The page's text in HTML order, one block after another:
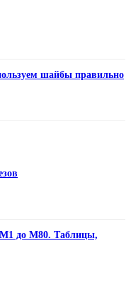
шайбы правильно
М1 до М80. Таблицы,